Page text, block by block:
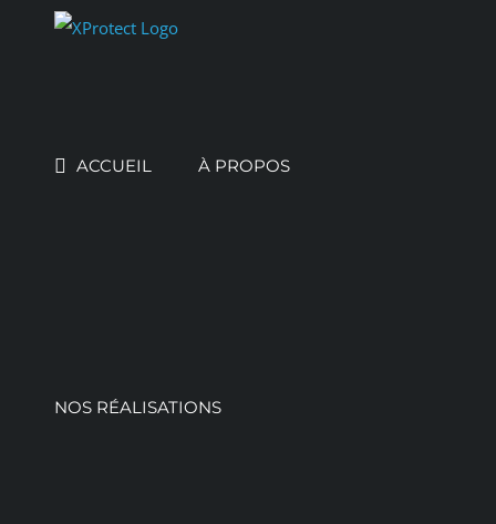
ACCUEIL À PROPOS
NOS RÉALISATIONS